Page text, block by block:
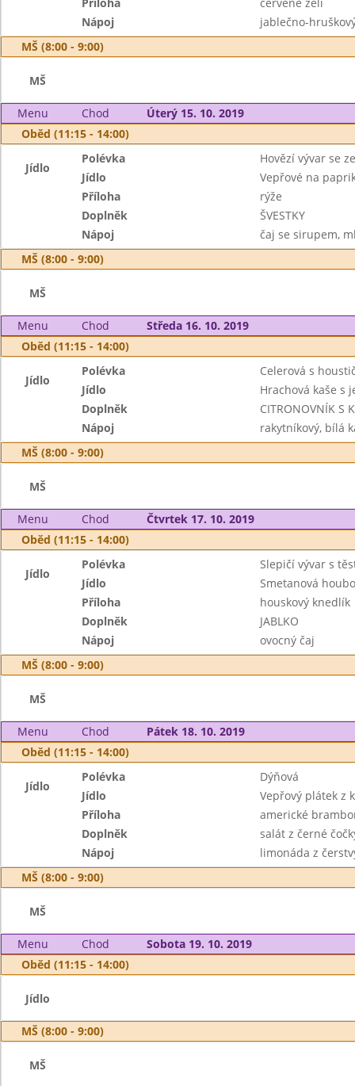
Nápoj
jablečno-
MŠ (8:00 - 9:00)
MŠ
Menu Chod
Úterý 15. 10. 2019
Oběd (11:15 - 14:00)
Jídlo
Polévka
Hovězí vývar se
Jídlo
Vepřové na
Příloha
rýže
Doplněk
ŠVESTKY
Nápoj
čaj se sirupem,
MŠ (8:00 - 9:00)
MŠ
Menu Chod
Středa 16. 10. 2019
Oběd (11:15 - 14:00)
Jídlo
Polévka
Celerová s
Jídlo
Hrachová kaše s
Doplněk
CITRONOVNÍK S
Nápoj
rakytníkový, bílá
MŠ (8:00 - 9:00)
MŠ
Menu Chod
Čtvrtek 17. 10. 2019
Oběd (11:15 - 14:00)
Jídlo
Polévka
Slepičí vývar s
Jídlo
Smetanová
Příloha
houskový knedlík
Doplněk
JABLKO
Nápoj
ovocný čaj
MŠ (8:00 - 9:00)
MŠ
Menu Chod
Pátek 18. 10. 2019
Oběd (11:15 - 14:00)
Jídlo
Polévka
Dýňová
Jídlo
Vepřový plátek z
Příloha
americké
Doplněk
salát z černé
Nápoj
limonáda z
MŠ (8:00 - 9:00)
MŠ
Menu Chod
Sobota 19. 10. 2019
Oběd (11:15 - 14:00)
Jídlo
MŠ (8:00 - 9:00)
MŠ